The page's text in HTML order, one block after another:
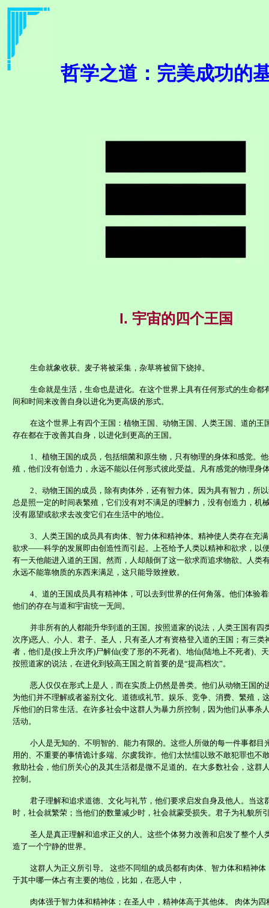
哲学之道：完美成功的
I. 宇宙的四个王国
生命就象收获。麦子将被采集，杂草将被留下烧掉。
生命就是生活，生命也是进化。在这个世界上具有任何形式的生命都
间和时间来改善自身以进化为更高级的形式。
在这个世界上有四个王国：植物王国、动物王国、人类王国、道的王
存在都在于改善其自身，以进化到更高的王国。
1、植物王国的成员，包括细菌和原生物，只有物理的身体和感觉。
殖，他们没有创造力，永远不能以任何形式彼此受益。凡有感觉的物理身
2、动物王国的成员，除有肉体外，还有智力体。因为具有智力，所
总是照一定的时间表繁殖，它们没有对不满足的理解力，没有创造力，机
没有愿望或欲求去改变它们在生活中的地位。
3、人类王国的成员具有肉体、智力体和精神体。精神使人类存在充
欲求——科学的发展即由创造性而引起。上苍给予人类以精神和欲求，以
有一天他能进入道的王国。然而，人却颠倒了这一欲求而追求物欲。人类
永远不能靠物质的东西来满足，这只能导致挫败。
4、道的王国成员具有精神体，可以去到世界的任何角落。他们体验
他们的存在与道和宇宙统一无间。
并非所有的人都能升华到道的王国。按照道家的说法，人类王国有四
次序)恶人、小人、君子、圣人，只有圣人才有资格登入道的王国；有三类
者，他们是(按上升次序)尸解仙(变了形的不死者)、地仙(陆地上不死者)、
按照道家的说法，在进化到较高王国之前首要的是“提高档次”。
恶人仅仅在形式上是人，而在实质上仍然是兽类。他们从动物王国的
为他们并不理解或者鉴别文化、道德或礼节。娱乐、竞争、消费、繁殖，
斥他们的日常生活。在许多社会中这群人为暴力所控制，因为他们从事杀
活动。
小人是无知的、不明智的、能力有限的。这些人所做的每一件事都目
用的、不重要的事情诡计多端、尔虞我诈。他们太怯懦以致不敢犯罪也不
救助社会，他们所关心的及其生活都是微不足道的。在大多数社会，这群
控制。
君子理解和追求道德、文化与礼节，他们要求启发自身及他人。当这
时，社会就繁荣；当他们的数量减少时，社会就蒙受损失。君子为礼貌所
圣人是真正理解和追求正义的人。这些个体努力改善和启发了整个人
造了一个宁静的世界。
这群人为正义所引导。 这些不同组的成员都有肉体、智力体和精神
于其中哪一体占有主要的地位，比如，在恶人中，
肉体强于智力体和精神体；在圣人中，精神体高于其他体。 肉体为四